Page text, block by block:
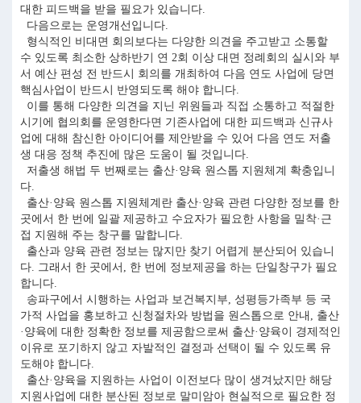
대한 피드백을 받을 필요가 있습니다.
다음으로는 운영개선입니다.
형식적인 비대면 회의보다는 다양한 의견을 주고받고 소통할
수 있도록 최소한 상하반기 연 2회 이상 대면 정례회의 실시와 부
서 예산 편성 전 반드시 회의를 개최하여 다음 연도 사업에 당면
핵심사업이 반드시 반영되도록 해야 합니다.
이를 통해 다양한 의견을 지닌 위원들과 직접 소통하고 적절한
시기에 협의회를 운영한다면 기존사업에 대한 피드백과 신규사
업에 대해 참신한 아이디어를 제안받을 수 있어 다음 연도 저출
생 대응 정책 추진에 많은 도움이 될 것입니다.
저출생 해법 두 번째로는 출산·양육 원스톱 지원체계 확충입니
다.
출산·양육 원스톱 지원체계란 출산·양육 관련 다양한 정보를 한
곳에서 한 번에 일괄 제공하고 수요자가 필요한 사항을 밀착·근
접 지원해 주는 창구를 말합니다.
출산과 양육 관련 정보는 많지만 찾기 어렵게 분산되어 있습니
다. 그래서 한 곳에서, 한 번에 정보제공을 하는 단일창구가 필요
합니다.
송파구에서 시행하는 사업과 보건복지부, 성평등가족부 등 국
가적 사업을 홍보하고 신청절차와 방법을 원스톱으로 안내, 출산
·양육에 대한 정확한 정보를 제공함으로써 출산·양육이 경제적인
이유로 포기하지 않고 자발적인 결정과 선택이 될 수 있도록 유
도해야 합니다.
출산·양육을 지원하는 사업이 이전보다 많이 생겨났지만 해당
지원사업에 대한 분산된 정보로 말미암아 현실적으로 필요한 정